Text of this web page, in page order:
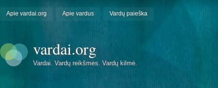
Apie vardai.org Apie vardus Vardų paieška
vardai.org
Vardai. Vardų reikšmės. Vardų kilmė.